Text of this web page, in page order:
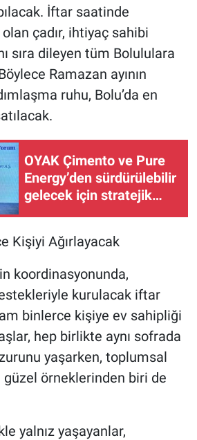
İftar saatinde
olan çadır, ihtiyaç sahibi
sıra dileyen tüm Bolululara
Ramazan ayının
ruhu, Bolu’da en
OYAK Çimento ve Pure
Energy’den sürdürülebilir
gelecek için stratejik
Kişiyi Ağırlayacak
koordinasyonunda,
kurulacak iftar
binlerce kişiye ev sahipliği
hep birlikte aynı sofrada
yaşarken, toplumsal
güzel örneklerinden biri de
yalnız yaşayanlar,